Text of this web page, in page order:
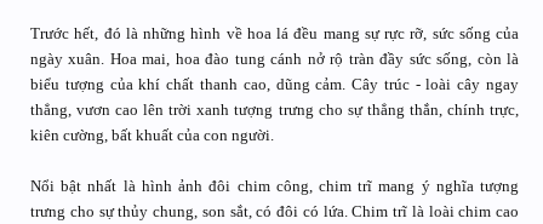
Trước hết, đó là những hình về hoa lá đều mang sự rực rỡ, sức sống của
ngày xuân. Hoa mai, hoa đào tung cánh nở rộ tràn đầy sức sống, còn là
biểu tượng của khí chất thanh cao, dũng cảm. Cây trúc - loài cây ngay
thẳng, vươn cao lên trời xanh tượng trưng cho sự thẳng thắn, chính trực,
kiên cường, bất khuất của con người.
Nổi bật nhất là hình ảnh đôi chim công, chim trĩ mang ý nghĩa tượng
trưng cho sự thủy chung, son sắt, có đôi có lứa. Chim trĩ là loài chim cao